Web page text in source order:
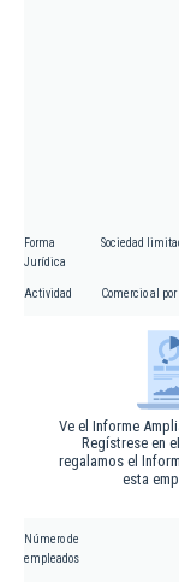
Forma
Jurídica
Sociedad
Actividad Comercio al
Ve el Informe
Regístrese en
regalamos el
esta
Número de
empleados